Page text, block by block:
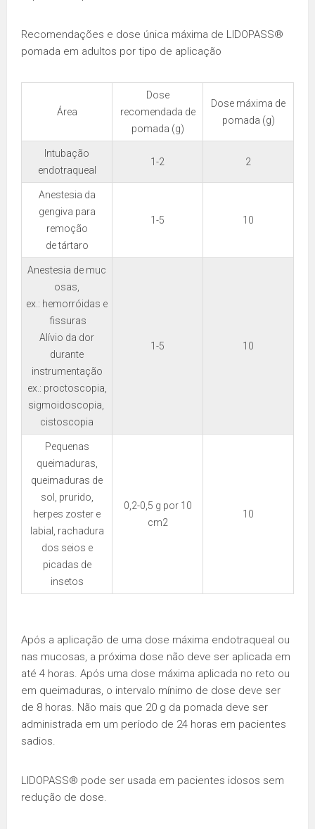
Recomendações e dose única máxima de LIDOPASS®
pomada em adultos por tipo de aplicação
Área
Dose
recomendada de
pomada (g)
Dose máxima de
pomada (g)
Intubação
endotraqueal
1-2 2
Anestesia da
gengiva para
remoção
de tártaro
1-5 10
Anestesia de muc
osas,
ex.: hemorróidas e
fissuras
Alívio da dor
durante
instrumentação
ex.: proctoscopia,
sigmoidoscopia,
cistoscopia
1-5 10
Pequenas
queimaduras,
queimaduras de
sol, prurido,
herpes zoster e
labial, rachadura
dos seios e
picadas de
insetos
0,2-0,5 g por 10
cm2
10
Após a aplicação de uma dose máxima endotraqueal ou
nas mucosas, a próxima dose não deve ser aplicada em
até 4 horas. Após uma dose máxima aplicada no reto ou
em queimaduras, o intervalo mínimo de dose deve ser
de 8 horas. Não mais que 20 g da pomada deve ser
administrada em um período de 24 horas em pacientes
sadios.
LIDOPASS® pode ser usada em pacientes idosos sem
redução de dose.